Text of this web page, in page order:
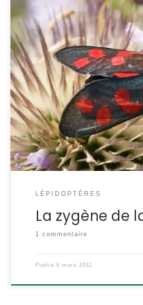
Les plupart des zygènes
nombre et leur disposition
Quant à la filipendule, on la
Zygaena filipendulae
POSITION SYSTÉMATIQUE :
Zygaenidae ETYMOLOGIE :
LÉPIDOPTÈRES
La zygène de
1 commentaire
Publié 6 mars 2011